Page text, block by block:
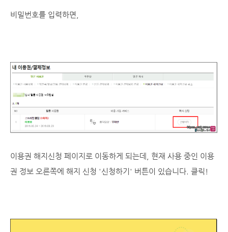
비밀번호를 입력하면,
이용권 해지신청 페이지로 이동하게 되는데, 현재 사용 중인 이용
권 정보 오른쪽에 해지 신청 '신청하기' 버튼이 있습니다. 클릭!